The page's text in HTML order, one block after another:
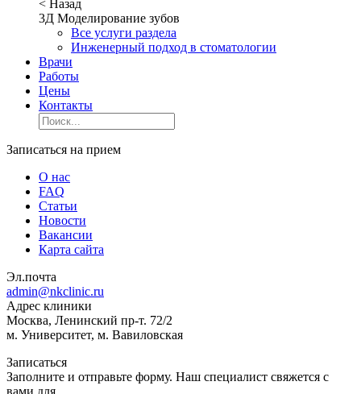
< Назад
3Д Моделирование зубов
Все услуги раздела
Инженерный подход в стоматологии
Врачи
Работы
Цены
Контакты
Записаться на прием
О нас
FAQ
Статьи
Новости
Вакансии
Карта сайта
Эл.почта
admin@nkclinic.ru
Адрес клиники
Москва, Ленинский пр-т. 72/2
м. Университет, м. Вавиловская
Записаться
Заполните и отправьте форму. Наш специалист свяжется с
вами для